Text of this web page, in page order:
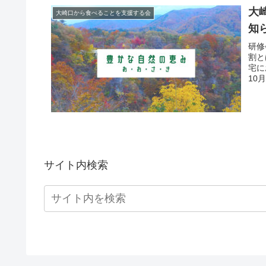
大崎口から食べることを支援する会
大
知
研
割
宅
10
サイト内検索